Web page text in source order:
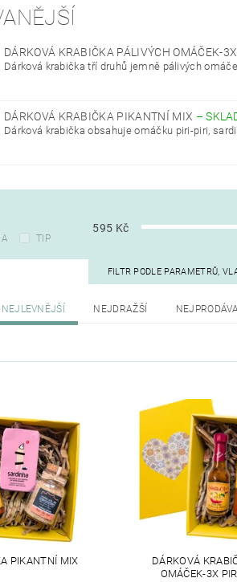
DÁRKOVÁ KRABIČKA PÁLIVÝCH OMÁČEK-
Dárková krabička tří druhů jemně pálivých
DÁRKOVÁ KRABIČKA PIKANTNÍ MIX –
Dárková krabička obsahuje omáčku piri-piri,
TIP
595 Kč
FILTR PODLE PARAMETRŮ,
NEJLEVNĚJŠÍ NEJDRAŽŠÍ
PIKANTNÍ MIX
DÁRKOVÁ
OMÁČEK-3X